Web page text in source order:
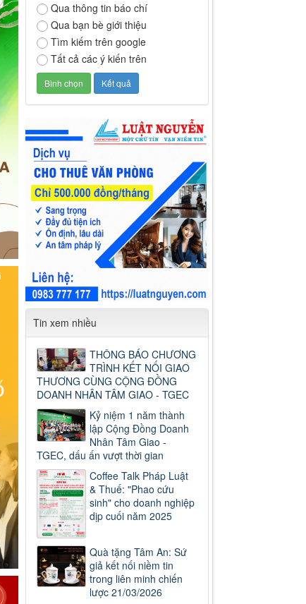
Qua thông tin báo chí
Qua bạn bè giới thiệu
Tìm kiếm trên google
Tất cả các ý kiến trên
Tin xem nhiều
THÔNG BÁO CHƯƠNG
TRÌNH KẾT NỐI GIAO
THƯƠNG CÙNG CỘNG ĐỒNG
DOANH NHÂN TÂM GIAO - TGEC
Kỷ niệm 1 năm thành
lập Cộng Đồng Doanh
Nhân Tâm Giao -
TGEC, dấu ấn vượt thời gian
Coffee Talk Pháp Luật
& Thuế: "Phao cứu
sinh" cho doanh nghiệp
dịp cuối năm 2025
Quà tặng Tâm An: Sứ
giả kết nối niềm tin
trong liên minh chiến
lược 21/03/2026